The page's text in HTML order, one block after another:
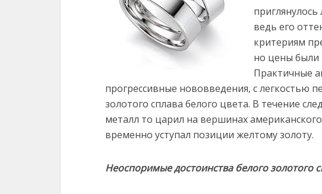
ведь его
критериям
но цены были
Практичные
прогрессивные нововведения, с легкостью
золотого сплава белого цвета. В течение
металл то царил на вершинах
временно уступал позиции желтому золоту.
Неоспоримые достоинства белого золотого